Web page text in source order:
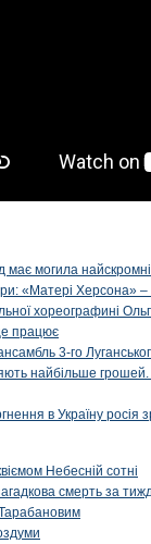
могила
«Матері
хореографині
працює
3-го
найбільше
в Україну росія
Небесній сотні
смерть за